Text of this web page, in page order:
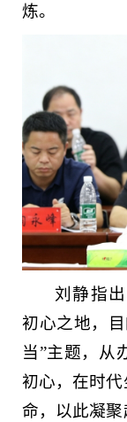
炼。
刘静指
初心之地，
当”主题，从
初心，在时代
命，以此凝聚